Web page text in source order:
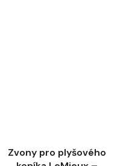
Zvony pro plyšového